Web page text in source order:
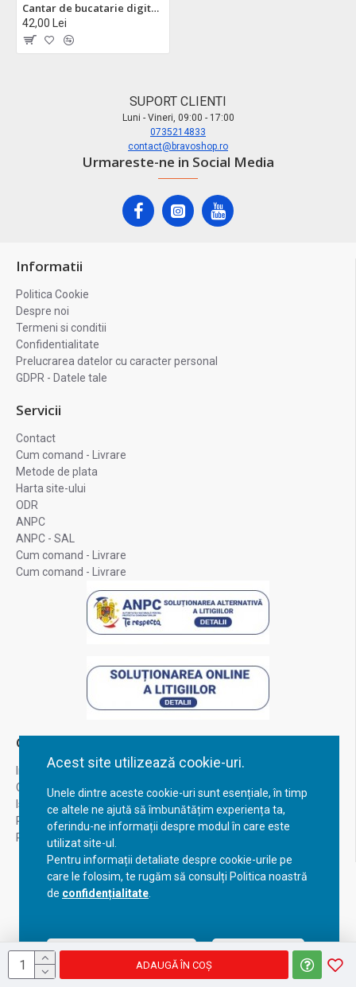
Acest site utilizează cookie-uri.
Unele dintre aceste cookie-uri sunt esențiale, în timp
ce altele ne ajută să îmbunătățim experiența ta,
oferindu-ne informații despre modul în care este
utilizat site-ul.
Pentru informații detaliate despre cookie-urile pe
care le folosim, te rugăm să consulți Politica noastră
de confidențialitate
Acceptă setările curente Configurează
ADAUGĂ ÎN COŞ
Cantar de bucatarie digital zilan zln7880 alb, 5kg, ecran lcd, bol detasabil
42,00 Lei
SUPORT CLIENTI
Luni - Vineri, 09:00 - 17:00
0735214833
contact@bravoshop.ro
Urmareste-ne in Social Media
Informatii
Politica Cookie
Despre noi
Termeni si conditii
Confidentialitate
Prelucrarea datelor cu caracter personal
GDPR - Datele tale
Servicii
Contact
Cum comand - Livrare
Metode de plata
Harta site-ului
ODR
ANPC
ANPC - SAL
Cum comand - Livrare
Cum comand - Livrare
Contul Meu
Inregistrare
Contul meu
Istoric comenzi
Recuperare parola
Returnare produs
Copyright © 2023, BravoShop, toate drepturile rezervate!